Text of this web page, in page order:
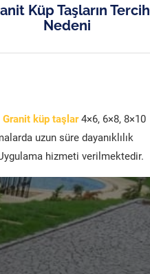
Küp Taşların Tercih
Nedeni
Granit küp taşlar 4×6, 6×8, 8×10
uzun süre dayanıklılık
hizmeti verilmektedir.